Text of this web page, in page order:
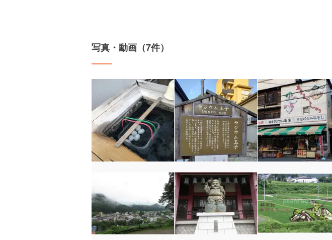
写真・動画（7件）